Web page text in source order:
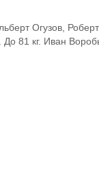
Огузов,
81 кг. Иван